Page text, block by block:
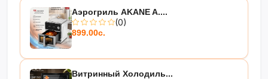
Аэрогриль AKANE A....
(0)
899.00с.
Витринный Холодиль...